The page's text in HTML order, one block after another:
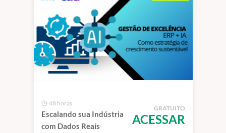
48 horas
Escalando sua Indústria
com Dados Reais
GRATUITO
ACESSAR